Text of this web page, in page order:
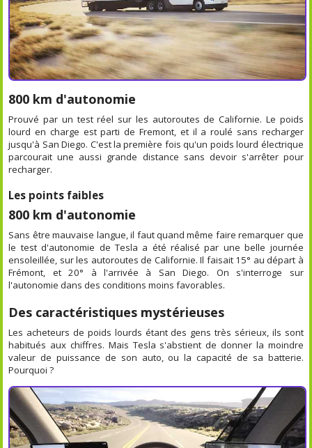
800 km d'autonomie
Prouvé par un test réel sur les autoroutes de Californie. Le poids
lourd en charge est parti de Fremont, et il a roulé sans recharger
jusqu'à San Diego. C'est la première fois qu'un poids lourd électrique
parcourait une aussi grande distance sans devoir s'arrêter pour
recharger.
Les points faibles
800 km d'autonomie
Sans être mauvaise langue, il faut quand même faire remarquer que
le test d'autonomie de Tesla a été réalisé par une belle journée
ensoleillée, sur les autoroutes de Californie. Il faisait 15° au départ à
Frémont, et 20° à l'arrivée à San Diego. On s'interroge sur
l'autonomie dans des conditions moins favorables.
Des caractéristiques mystérieuses
Les acheteurs de poids lourds étant des gens très sérieux, ils sont
habitués aux chiffres. Mais Tesla s'abstient de donner la moindre
valeur de puissance de son auto, ou la capacité de sa batterie.
Pourquoi ?